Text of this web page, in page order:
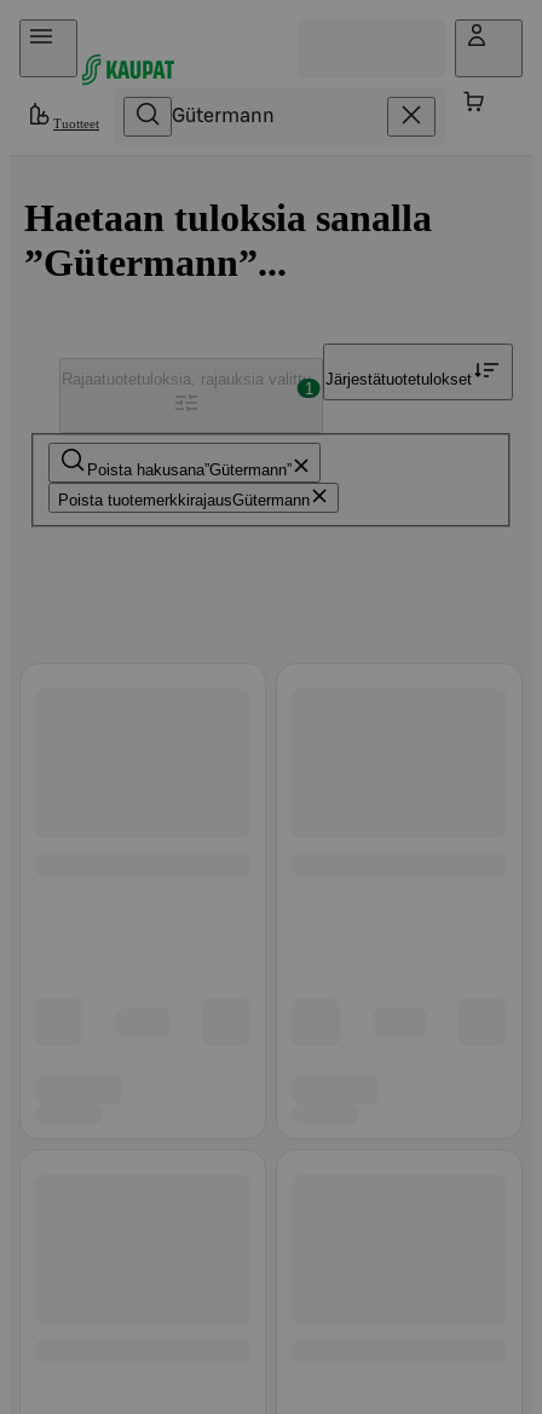
Hyppää sisältöön
Tuotteet
Haetaan tuloksia sanalla
”Gütermann”...
Poista hakusana Gütermann
Poista tuotemerkkirajausGütermann
Rajaatuotetuloksia, rajauksia valittu
1
Järjestätuotetulokset